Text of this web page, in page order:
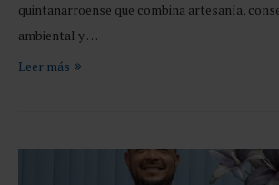
quintanarroense que combina artesanía,
ambiental y …
Leer más